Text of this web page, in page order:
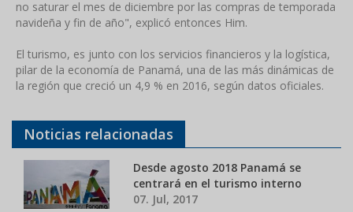
no saturar el mes de diciembre por las compras de temporada
navideña y fin de año", explicó entonces Him.
El turismo, es junto con los servicios financieros y la logística,
pilar de la economía de Panamá, una de las más dinámicas de
la región que creció un 4,9 % en 2016, según datos oficiales.
Noticias relacionadas
Desde agosto 2018 Panamá se
centrará en el turismo interno
07. Jul, 2017